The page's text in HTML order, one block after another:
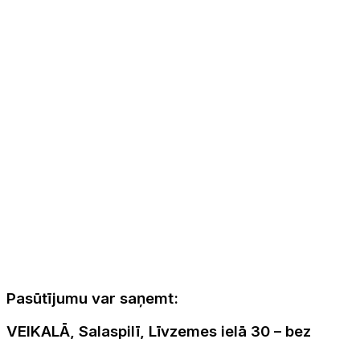
Pasūtījumu var saņemt:
VEIKALĀ, Salaspilī, Līvzemes ielā 30 – bez